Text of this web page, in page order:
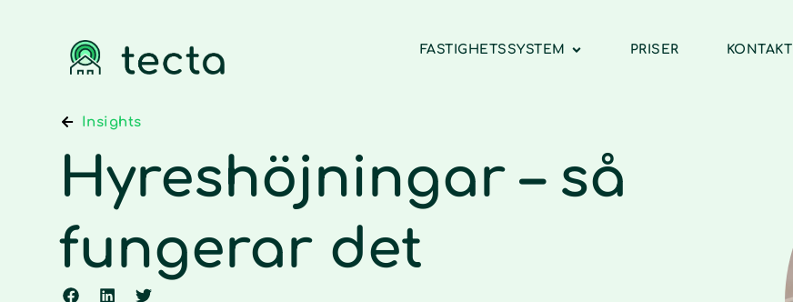
FASTIGHETSSYSTEM PRISER KONTAKT
Insights
Hyreshöjningar – så
fungerar det